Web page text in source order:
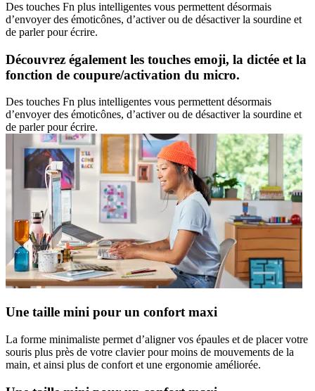
Des touches Fn plus intelligentes vous permettent désormais
d’envoyer des émoticônes, d’activer ou de désactiver la sourdine et
de parler pour écrire.
Découvrez également les touches emoji, la dictée et la
fonction de coupure/activation du micro.
Des touches Fn plus intelligentes vous permettent désormais
d’envoyer des émoticônes, d’activer ou de désactiver la sourdine et
de parler pour écrire.
Une taille mini pour un confort maxi
La forme minimaliste permet d’aligner vos épaules et de placer votre
souris plus près de votre clavier pour moins de mouvements de la
main, et ainsi plus de confort et une ergonomie améliorée.